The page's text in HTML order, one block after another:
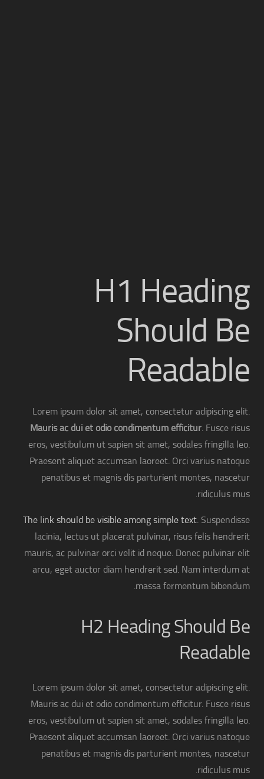
H1 Heading
Should Be
Readable
Lorem ipsum dolor sit amet, consectetur adipiscing elit.
Mauris ac dui et odio condimentum efficitur. Fusce risus
eros, vestibulum ut sapien sit amet, sodales fringilla leo.
Praesent aliquet accumsan laoreet. Orci varius natoque
penatibus et magnis dis parturient montes, nascetur
ridiculus mus.
The link should be visible among simple text. Suspendisse
lacinia, lectus ut placerat pulvinar, risus felis hendrerit
mauris, ac pulvinar orci velit id neque. Donec pulvinar elit
arcu, eget auctor diam hendrerit sed. Nam interdum at
massa fermentum bibendum.
H2 Heading Should Be
Readable
Lorem ipsum dolor sit amet, consectetur adipiscing elit.
Mauris ac dui et odio condimentum efficitur. Fusce risus
eros, vestibulum ut sapien sit amet, sodales fringilla leo.
Praesent aliquet accumsan laoreet. Orci varius natoque
penatibus et magnis dis parturient montes, nascetur
ridiculus mus.